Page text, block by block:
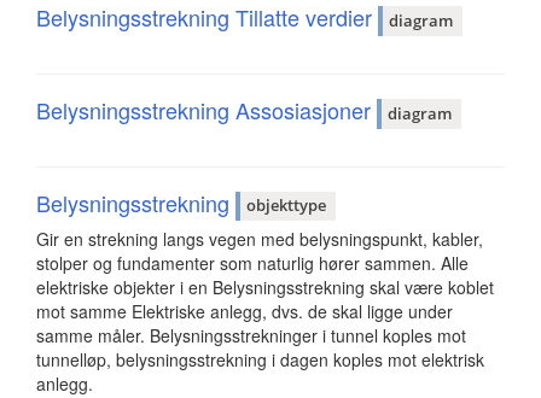
Belysningsstrekning Tillatte verdier diagram
Belysningsstrekning Assosiasjoner diagram
Belysningsstrekning objekttype
Gir en strekning langs vegen med belysningspunkt, kabler,
stolper og fundamenter som naturlig hører sammen. Alle
elektriske objekter i en Belysningsstrekning skal være koblet
mot samme Elektriske anlegg, dvs. de skal ligge under
samme måler. Belysningsstrekninger i tunnel koples mot
tunnelløp, belysningsstrekning i dagen koples mot elektrisk
anlegg.